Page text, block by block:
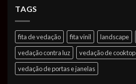
TAGS
fita de vedação fita vinil landscape
vedação contra luz
vedação de cooktop
vedação de portas e janelas